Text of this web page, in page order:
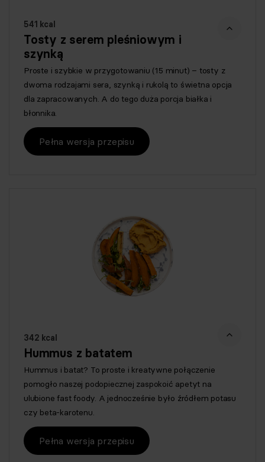
541 kcal
Tosty z serem pleśniowym i
szynką
Proste i szybkie w przygotowaniu (15 minut) – tosty z
dwoma rodzajami sera, szynką i rukolą to świetna opcja
dla zapracowanych. A do tego duża porcja białka i
błonnika.
Pełna wersja przepisu
342 kcal
Hummus z batatem
Hummus i batat? To proste i kreatywne połączenie
pomogło naszej podopiecznej zaspokoić apetyt na
ulubione fast foody. A jednocześnie było źródłem potasu
czy beta-karotenu.
Pełna wersja przepisu